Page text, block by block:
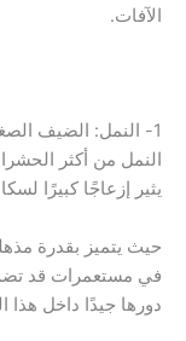
الآفات.
1- النمل: الضيف الصغير المزعج – شركه ابادة بق الفراش حولي
النمل من أكثر
يثير إزعاجًا كبيرًا
حيث يتميز بقدرة
في مستعمرات قد تضم
دورها جيدًا داخل هذا